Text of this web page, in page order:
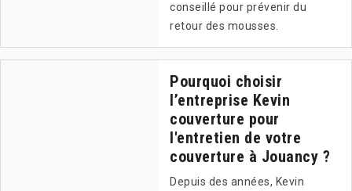
conseillé pour prévenir du
retour des mousses.
Pourquoi choisir
l’entreprise Kevin
couverture pour
l'entretien de votre
couverture à Jouancy ?
Depuis des années, Kevin